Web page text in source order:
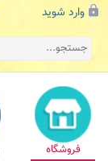
وارد شوید
فروشگاه